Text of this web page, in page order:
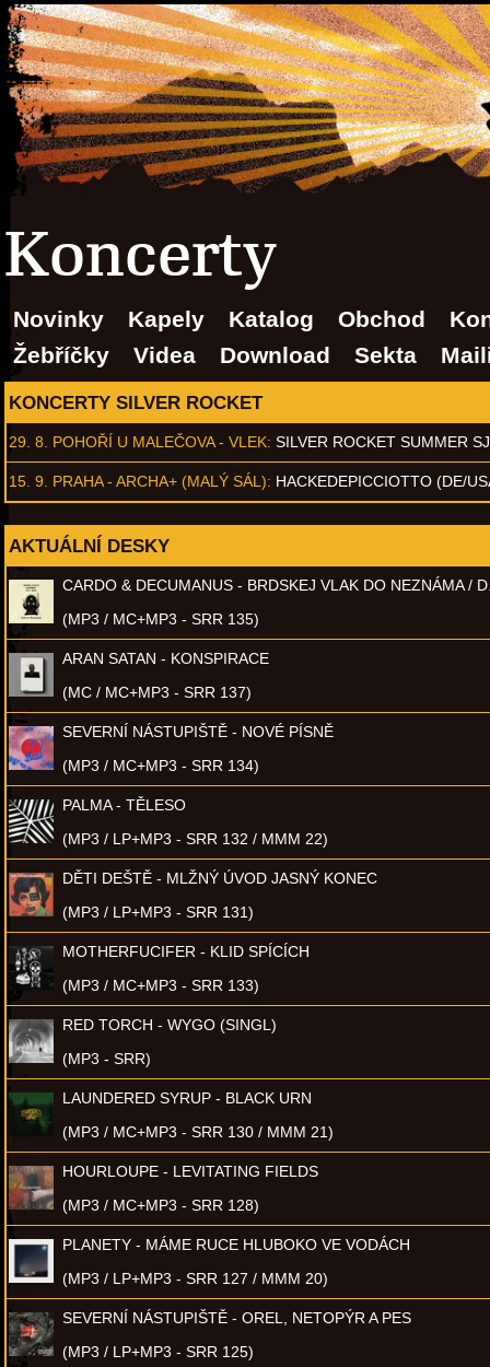
Koncerty
Novinky Kapely Katalog Obchod
Žebříčky
Videa Download Sekta
KONCERTY SILVER ROCKET
29. 8. POHOŘÍ U MALEČOVA - VLEK: SILVER ROCKET SUMMER
15. 9. PRAHA - ARCHA+ (MALÝ SÁL): HACKEDEPICCIOTTO (DE/
AKTUÁLNÍ DESKY
CARDO & DECUMANUS - BRDSKEJ VLAK DO NEZNÁMA /
(MP3 / MC+MP3 - SRR 135)
ARAN SATAN - KONSPIRACE
(MC / MC+MP3 - SRR 137)
SEVERNÍ NÁSTUPIŠTĚ - NOVÉ PÍSNĚ
(MP3 / MC+MP3 - SRR 134)
PALMA - TĚLESO
(MP3 / LP+MP3 - SRR 132 / MMM 22)
DĚTI DEŠTĚ - MLŽNÝ ÚVOD JASNÝ KONEC
(MP3 / LP+MP3 - SRR 131)
MOTHERFUCIFER - KLID SPÍCÍCH
(MP3 / MC+MP3 - SRR 133)
RED TORCH - WYGO (SINGL)
(MP3 - SRR)
LAUNDERED SYRUP - BLACK URN
(MP3 / MC+MP3 - SRR 130 / MMM 21)
HOURLOUPE - LEVITATING FIELDS
(MP3 / MC+MP3 - SRR 128)
PLANETY - MÁME RUCE HLUBOKO VE VODÁCH
(MP3 / LP+MP3 - SRR 127 / MMM 20)
SEVERNÍ NÁSTUPIŠTĚ - OREL, NETOPÝR A PES
(MP3 / LP+MP3 - SRR 125)